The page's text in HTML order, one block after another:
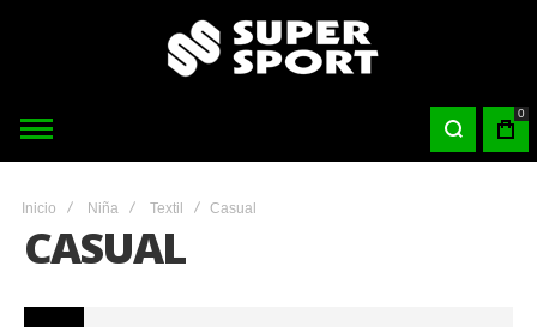
0
Inicio Niña Textil Casual
CASUAL